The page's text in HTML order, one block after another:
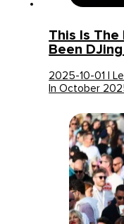
This Is The
Been
2025-10-01 |
In October